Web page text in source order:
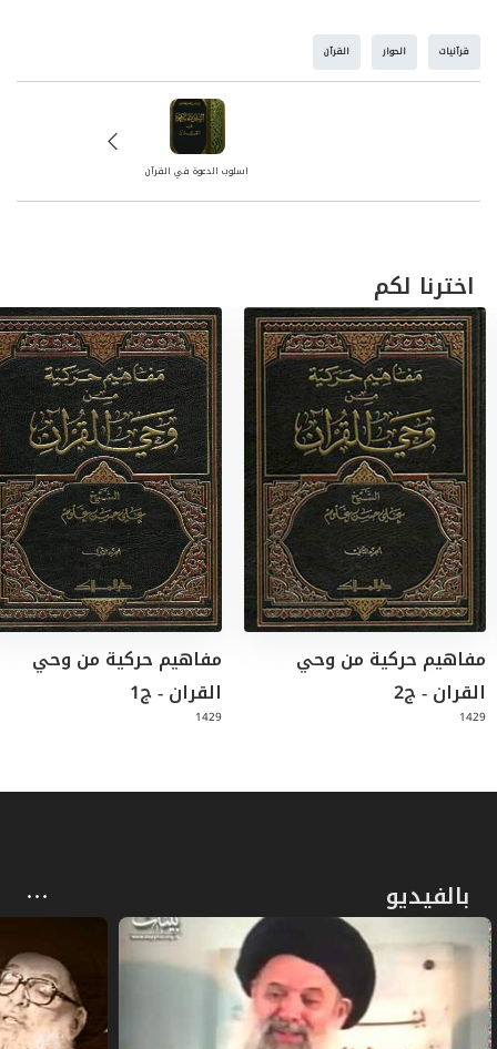
قرآنيات الحوار القرآن
اسلوب الدعوة في القرآن
اخترنا لكم
مفاهيم حركية من وحي
القران - ج2
1429
مفاهيم حركية من وحي
القران - ج1
1429
بالفيديو